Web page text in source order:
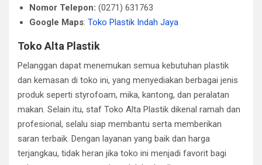
Nomor Telepon: (0271) 631763
Google Maps: Toko Plastik Indah Jaya
Toko Alta Plastik
Pelanggan dapat menemukan semua kebutuhan plastik
dan kemasan di toko ini, yang menyediakan berbagai jenis
produk seperti styrofoam, mika, kantong, dan peralatan
makan. Selain itu, staf Toko Alta Plastik dikenal ramah dan
profesional, selalu siap membantu serta memberikan
saran terbaik. Dengan layanan yang baik dan harga
terjangkau, tidak heran jika toko ini menjadi favorit bagi